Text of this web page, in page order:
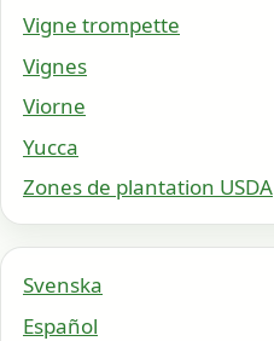
Vigne trompette
Vignes
Viorne
Yucca
Zones de plantation USDA
Svenska
Español